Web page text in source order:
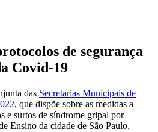
de segurança
Covid-19
das Secretarias Municipais de
, que dispõe sobre as medidas a
e surtos de síndrome gripal por
Ensino da cidade de São Paulo,